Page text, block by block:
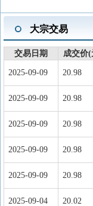
大宗交易
交易日期 成交价(
2025-09-09 20.98
2025-09-09 20.98
2025-09-09 20.98
2025-09-09 20.98
2025-09-09 20.98
2025-09-04 20.02